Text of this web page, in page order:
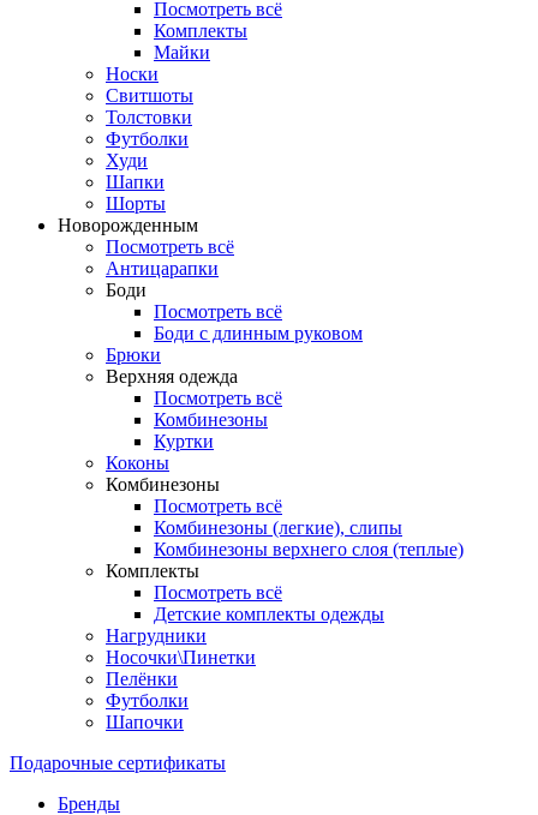
Посмотреть всё
Комплекты
Майки
Носки
Свитшоты
Толстовки
Футболки
Худи
Шапки
Шорты
Новорожденным
Посмотреть всё
Антицарапки
Боди
Посмотреть всё
Боди с длинным руковом
Брюки
Верхняя одежда
Посмотреть всё
Комбинезоны
Куртки
Коконы
Комбинезоны
Посмотреть всё
Комбинезоны (легкие), слипы
Комбинезоны верхнего слоя (теплые)
Комплекты
Посмотреть всё
Детские комплекты одежды
Нагрудники
Носочки\Пинетки
Пелёнки
Футболки
Шапочки
Подарочные сертификаты
Бренды